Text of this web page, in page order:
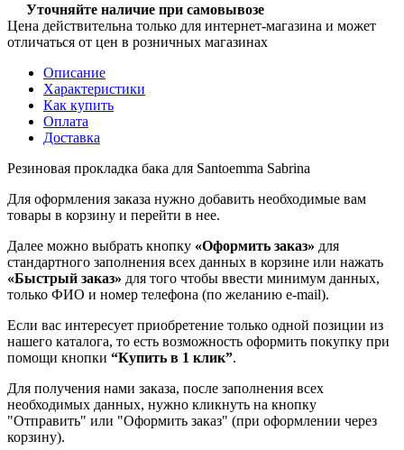
Уточняйте наличие при самовывозе
Цена действительна только для интернет-магазина и может
отличаться от цен в розничных магазинах
Описание
Характеристики
Как купить
Оплата
Доставка
Резиновая прокладка бака для Santoemma Sabrina
Для оформления заказа нужно добавить необходимые вам
товары в корзину и перейти в нее.
Далее можно выбрать кнопку «Оформить заказ» для
стандартного заполнения всех данных в корзине или нажать
«Быстрый заказ» для того чтобы ввести минимум данных,
только ФИО и номер телефона (по желанию e-mail).
Если вас интересует приобретение только одной позиции из
нашего каталога, то есть возможность оформить покупку при
помощи кнопки “Купить в 1 клик”.
Для получения нами заказа, после заполнения всех
необходимых данных, нужно кликнуть на кнопку
"Отправить" или "Оформить заказ" (при оформлении через
корзину).